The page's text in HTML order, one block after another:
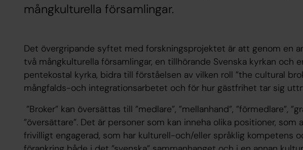
mångkulturella församlingar.
Det övergripande syftet med forskningsprojektet är att genom en
två mångkulturella församlingar, en tillhörande Svenska kyrkan och
pentekostal kyrka, bidra till förståelsen av vilken roll ”the cultural
mångfalds-och integrationsarbetet och för hur gästfrihet tar sig
”Broker” kan översättas till ”medlare”, ”mellanhand”, ”förmedlare”,
”översättare”. Det är personer som kan inneha olika positioner, som
frivilligt engagerad, som har kulturell-och/eller språklig kompetens